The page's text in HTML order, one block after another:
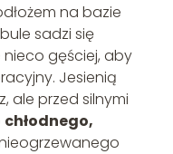
na bazie
sadzi się
gęściej, aby
Jesienią
ale przed silnymi
chłodnego,